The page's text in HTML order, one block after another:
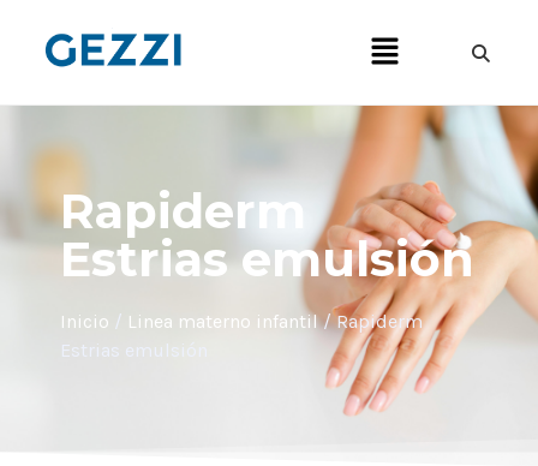
Rapiderm
Estrias emulsión
Inicio / Linea materno infantil/ Rapiderm
Estrias emulsión